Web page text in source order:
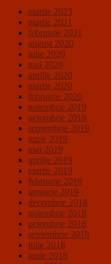
martie 2023
martie 2021
februarie 2021
august 2020
iulie 2020
mai 2020
aprilie 2020
martie 2020
februarie 2020
noiembrie 2019
octombrie 2019
septembrie 2019
iunie 2019
mai 2019
aprilie 2019
martie 2019
februarie 2019
ianuarie 2019
decembrie 2018
noiembrie 2018
octombrie 2018
septembrie 2018
iulie 2018
iunie 2018